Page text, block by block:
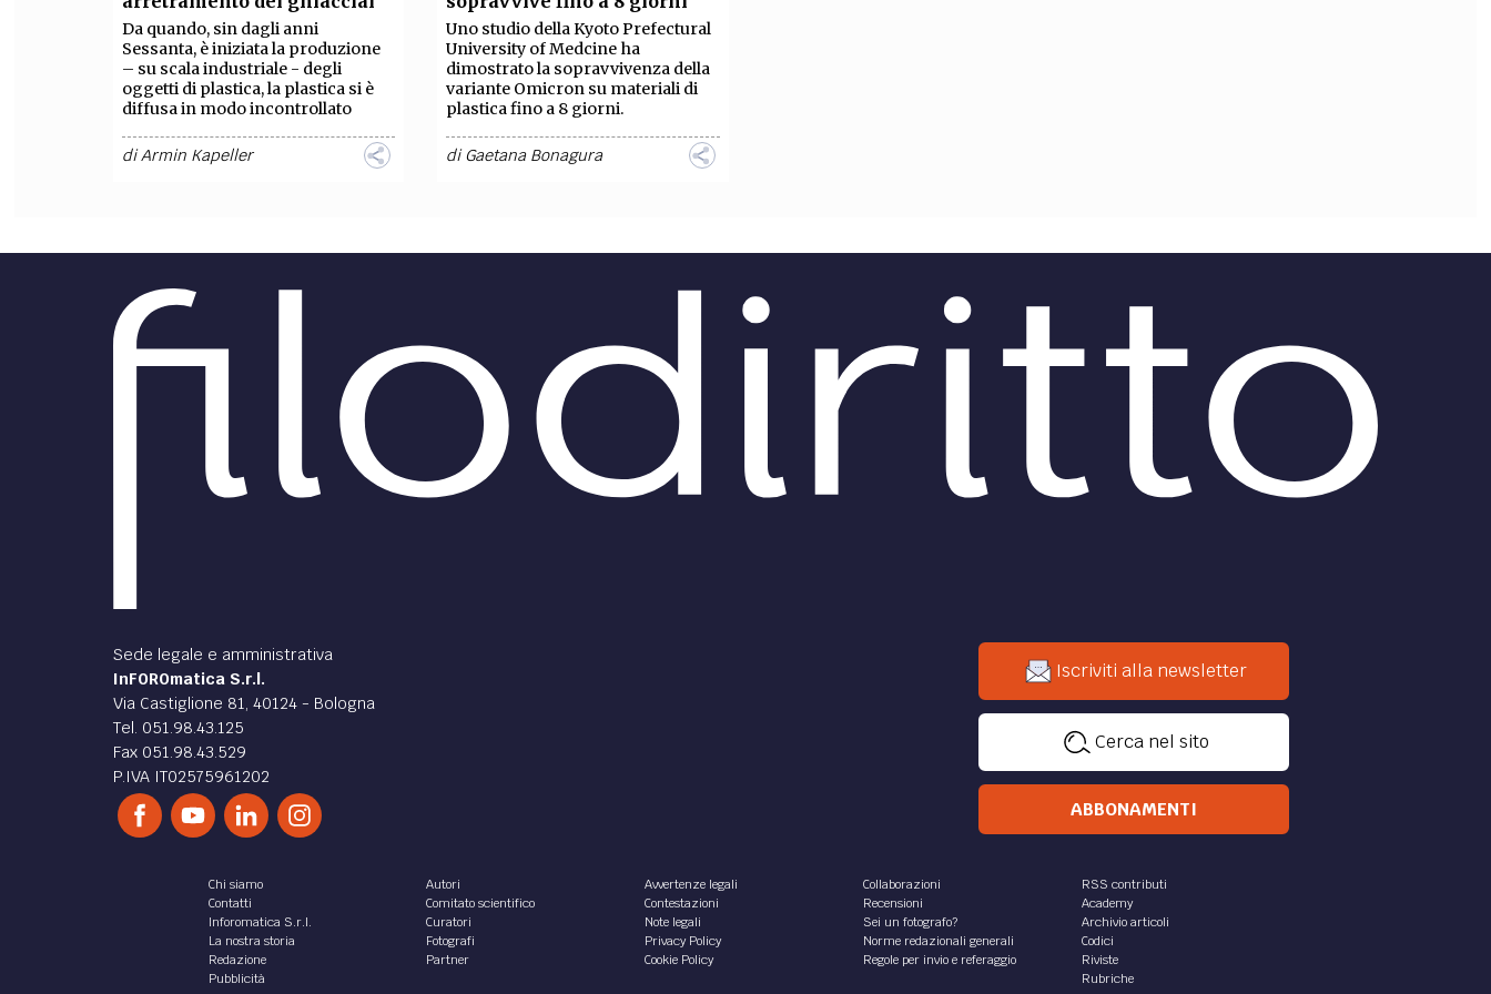
FILODIRITTO REDAZIONE COMITATO SCIENTIFICO
CODICI RUBRICHE LIBRI PROCEEDINGS
Da quando, sin dagli anni
Sessanta, è iniziata la produzione
– su scala industriale - degli
oggetti di plastica, la plastica si è
diffusa in modo incontrollato
diArmin Kapeller
Uno studio della Kyoto Prefectural
University of Medcine ha
dimostrato la sopravvivenza della
variante Omicron su materiali di
plastica fino a 8 giorni.
diGaetana Bonagura
Sede legale e amministrativa
InFOROmatica S.r.l.
Via Castiglione 81, 40124 - Bologna
Tel. 051.98.43.125
Fax 051.98.43.529
P.IVA IT02575961202
Iscriviti alla newsletter
Cerca nel sito
ABBONAMENTI
Chi siamo
Contatti
Inforomatica S.r.l.
La nostra storia
Redazione
Pubblicità
Autori
Comitato scientifico
Curatori
Fotografi
Partner
Avvertenze legali
Contestazioni
Note legali
Privacy Policy
Cookie Policy
Collaborazioni
Recensioni
Sei un fotografo?
Norme redazionali generali
Regole per invio e referaggio
RSS contributi
Academy
Archivio articoli
Codici
Riviste
Rubriche